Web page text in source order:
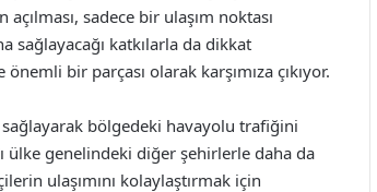
sadece bir ulaşım noktası
sağlayacağı katkılarla da dikkat
bir parçası olarak karşımıza çıkıyor.
sağlayarak bölgedeki havayolu trafiğini
ülke genelindeki diğer şehirlerle daha da
ulaşımını kolaylaştırmak için